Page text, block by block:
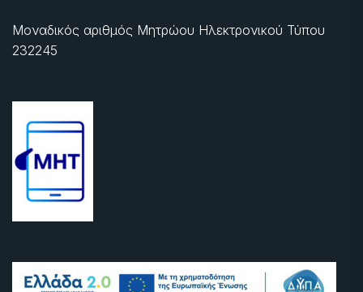
Μοναδικός αριθμός Μητρώου Ηλεκτρονικού Τύπου
232245